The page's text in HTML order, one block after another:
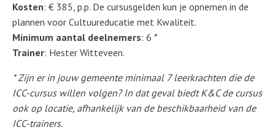
Kosten: € 385, p.p. De cursusgelden kun je opnemen in de
plannen voor Cultuureducatie met Kwaliteit.
Minimum aantal deelnemers: 6 *
Trainer: Hester Witteveen.
* Zijn er in jouw gemeente minimaal 7 leerkrachten die de
ICC-cursus willen volgen? In dat geval biedt K&C de cursus
ook op locatie, afhankelijk van de beschikbaarheid van de
ICC-trainers.